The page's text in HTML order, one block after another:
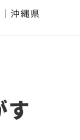
｜ 沖縄県
す